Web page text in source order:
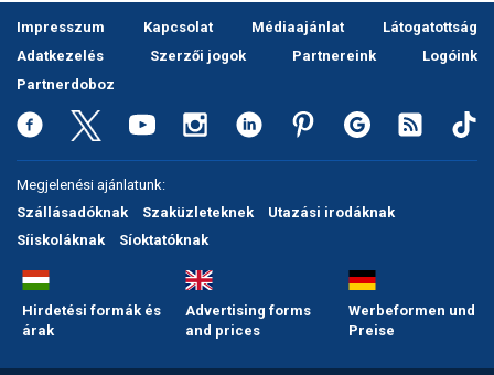
Impresszum Kapcsolat Médiaajánlat
Látogatottság
Adatkezelés
Szerzői jogok Partnereink
Logóink
Partnerdoboz
Megjelenési ajánlatunk:
Szállásadóknak
Szaküzleteknek
Utazási irodáknak
Síiskoláknak
Síoktatóknak
Hirdetési formák és
árak
Advertising forms
and prices
Werbeformen und
Preise